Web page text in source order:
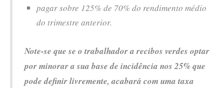
pagar sobre 125% de 70% do rendimento médio
do trimestre anterior.
Note-se que se o trabalhador a recibos verdes optar
por minorar a sua base de incidência nos 25% que
pode definir livremente, acabará com uma taxa